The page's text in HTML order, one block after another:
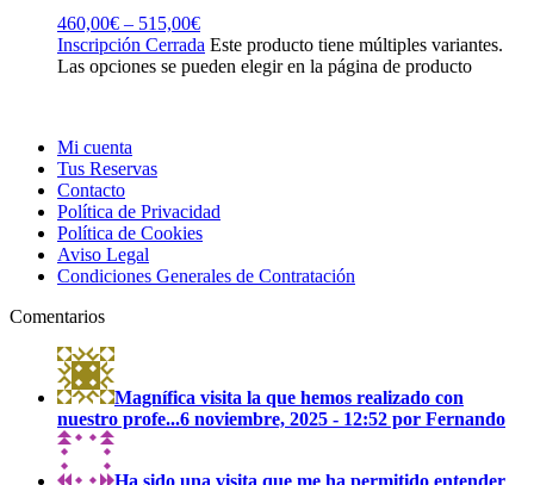
460,00€ – 515,00€
Inscripción Cerrada Este producto tiene múltiples variantes.
Las opciones se pueden elegir en la página de producto
Mi cuenta
Tus Reservas
Contacto
Política de Privacidad
Política de Cookies
Aviso Legal
Condiciones Generales de Contratación
Comentarios
Magnífica visita la que hemos realizado con
nuestro profe...6 noviembre, 2025 - 12:52 por Fernando
Ha sido una visita que me ha permitido entender